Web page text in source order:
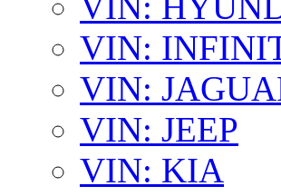
VIN:
VIN:
VIN: JEEP
VIN: KIA